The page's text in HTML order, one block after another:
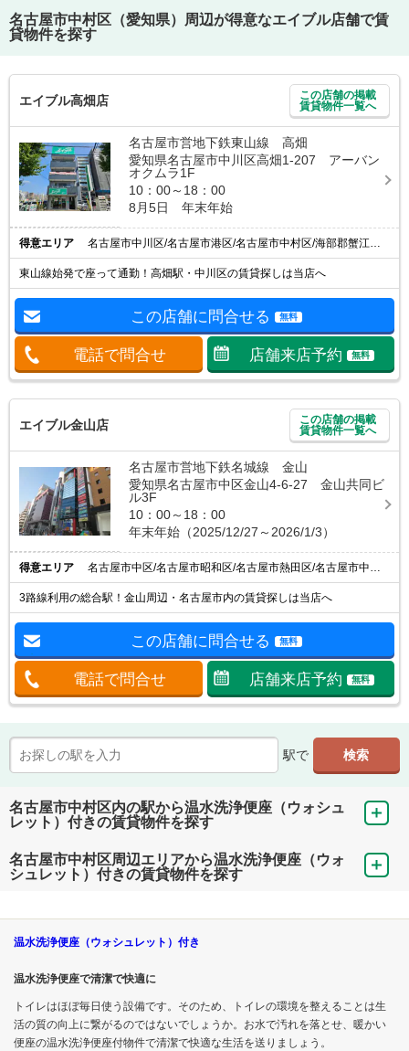
名古屋市中村区（愛知県）
周辺が得意なエイブル店舗で賃
貸物件を探す
エイブル高畑店
この店舗の掲載
賃貸物件一覧へ
名古屋市営地下鉄東山線 高畑
愛知県名古屋市中川区高畑1-207 アーバン
オクムラ1F
10：00～18：00
8月5日 年末年始
得意エリア 名古屋市中川区/名古屋市港区/名古屋市中村区/海部郡蟹江町/海部郡大治町
東山線始発で座って通勤！高畑駅・中川区の賃貸探しは当店へ
この店舗に問合せる 無料
電話で問合せ 店舗来店予約 無料
エイブル金山店
この店舗の掲載
賃貸物件一覧へ
名古屋市営地下鉄名城線 金山
愛知県名古屋市中区金山4-6-27 金山共同ビ
ル3F
10：00～18：00
年末年始（2025/12/27～2026/1/3）
得意エリア 名古屋市中区/名古屋市昭和区/名古屋市熱田区/名古屋市中川区/名古屋市港区
3路線利用の総合駅！金山周辺・名古屋市内の賃貸探しは当店へ
この店舗に問合せる 無料
電話で問合せ 店舗来店予約 無料
駅で
名古屋市中村区内の駅から温水洗浄便座（ウォシュ
レット）付きの賃貸物件を探す
名古屋市中村区周辺エリアから温水洗浄便座（ウォ
シュレット）付きの賃貸物件を探す
温水洗浄便座（ウォシュレット）付き
温水洗浄便座で清潔で快適に
トイレはほぼ毎日使う設備です。そのため、トイレの環境を整えることは生
活の質の向上に繋がるのではないでしょうか。お水で汚れを落とせ、暖かい
便座の温水洗浄便座付物件で清潔で快適な生活を送りましょう。